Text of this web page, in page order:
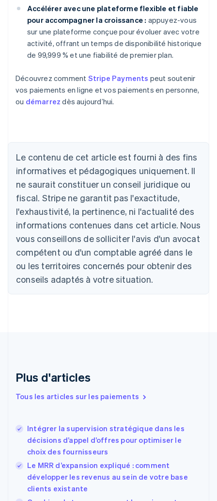
Accélérer avec une plateforme flexible et fiable
pour accompagner la croissance : appuyez-vous
sur une plateforme conçue pour évoluer avec votre
activité, offrant un temps de disponibilité historique
de 99,999 % et une fiabilité de premier plan.
Découvrez comment Stripe Payments peut soutenir
vos paiements en ligne et vos paiements en personne,
ou démarrez dès aujourd’hui.
Le contenu de cet article est fourni à des fins
informatives et pédagogiques uniquement. Il
ne saurait constituer un conseil juridique ou
fiscal. Stripe ne garantit pas l'exactitude,
l'exhaustivité, la pertinence, ni l'actualité des
informations contenues dans cet article. Nous
vous conseillons de solliciter l'avis d'un avocat
compétent ou d'un comptable agréé dans le
ou les territoires concernés pour obtenir des
conseils adaptés à votre situation.
Plus d'articles
Tous les articles sur les paiements
Intégrer la supervision stratégique dans les
décisions d’appel d’offres pour optimiser le
choix des fournisseurs
Le MRR d’expansion expliqué : comment
développer les revenus au sein de votre base
clients existante
Allemagne
Australie
English
Autriche
DeutschEnglish
Belgique
NederlandsFrançaisDeutsch English
Português English
Bulgarie
English
Canada
EnglishFrançais
English
Émirats arabes unis
Estonie
English
États-Unis
EnglishEspañol简体中文
Finlande
English Svenska
France
Français English